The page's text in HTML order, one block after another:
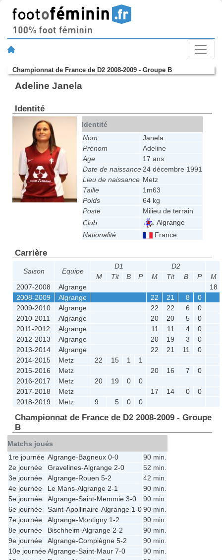
Championnat de France de D2 2008-2009 - Groupe B
Adeline Janela
Identité
Identité
Nom
Janela
Prénom
Adeline
Age
17 ans
Date de naissance 24 décembre 1991
Lieu de naissance Metz
Taille
1m63
Poids
64 kg
Poste
Milieu de terrain
Club
Algrange
Nationalité
France
Carrière
Saison Equipe
D1
D2
M
Tit B P M Tit B P
M
2007-2008
Algrange
18
2008-2009
Algrange 22 21 8
0
2009-2010
Algrange 22 22 6
0
2010-2011
Algrange 20 20 5
0
2011-2012
Algrange 11 11 4
0
2012-2013
Algrange 20 19 3
0
2013-2014
Algrange 22 21 11
0
2014-2015
Metz 22 15 1
1
2015-2016
Metz 20 16 7
0
2016-2017
Metz 20 19 0
0
2017-2018
Metz 17 14 0
0
2018-2019
Metz 9 5 0 0
Championnat de France de D2 2008-2009 - Groupe
B
Matchs joués
1re journée Algrange-Bagneux 0-0
90 min.
2e journée
Gravelines-Algrange 2-0
52 min.
3e journée
Algrange-Rouen 5-2
42 min.
4e journée
Le Mans-Algrange 2-1
90 min.
5e journée
Algrange-Saint-Memmie 3-0
90 min.
6e journée
Saint-Apollinaire-Algrange 1-090 min.
7e journée
Algrange-Montigny 1-2
90 min.
8e journée
Bischheim-Algrange 2-2
90 min.
9e journée
Algrange-Compiègne 5-2
90 min.
10e journéeAlgrange-Saint-Maur 7-0
90 min.